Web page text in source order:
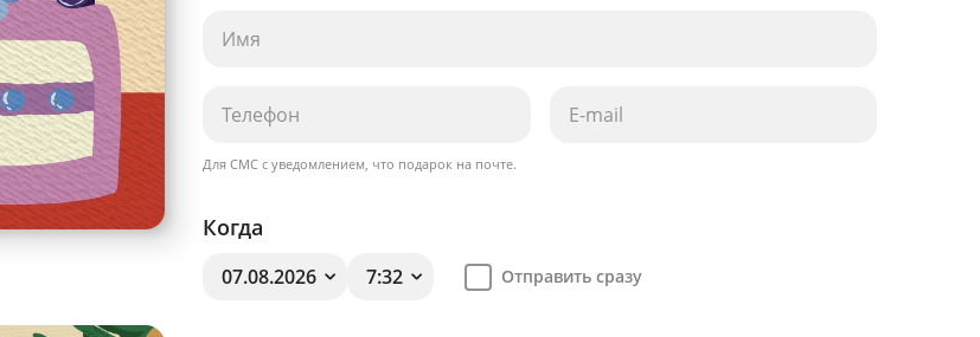
Для СМС с уведомлением, что подарок на почте.
Когда
07.08.2026 7:32 Отправить сразу